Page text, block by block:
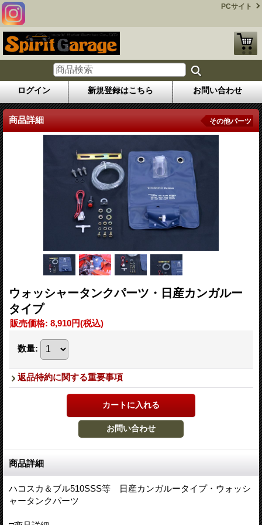
PCサイト
ログイン 新規登録はこちら お問い合わせ
商品詳細 その他パーツ
ウォッシャータンクパーツ・日産カンガルー
タイプ
販売価格: 8,910円(税込)
数量:
返品特約に関する重要事項
商品詳細
ハコスカ＆ブル510SSS等 日産カンガルータイプ・ウォッシ
ャータンクパーツ